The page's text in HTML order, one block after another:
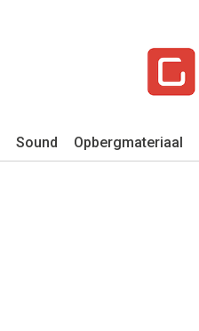
Sound Opbergmateriaal